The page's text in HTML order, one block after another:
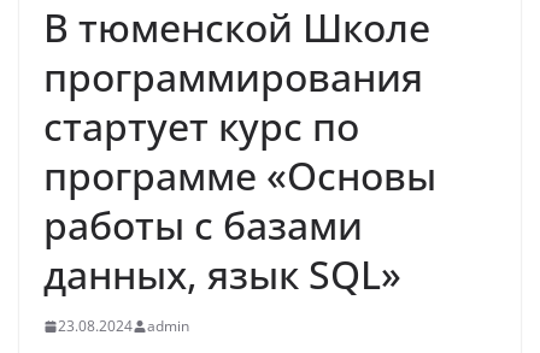
В тюменской Школе
программирования
стартует курс по
программе «Основы
работы с базами
данных, язык SQL»
23.08.2024 admin